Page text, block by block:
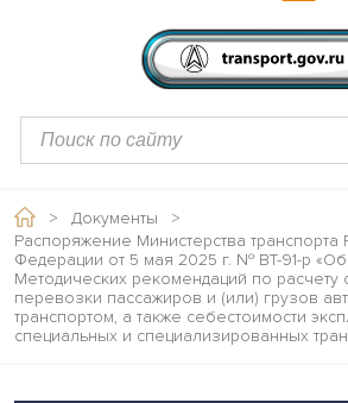
> Документы
>
Распоряжение Министерства транспорта
Федерации от 5 мая 2025 г. № ВТ-91-р
Методических рекомендаций по расчету
перевозки пассажиров и (или) грузов
транспортом, а также себестоимости
специальных и специализированных